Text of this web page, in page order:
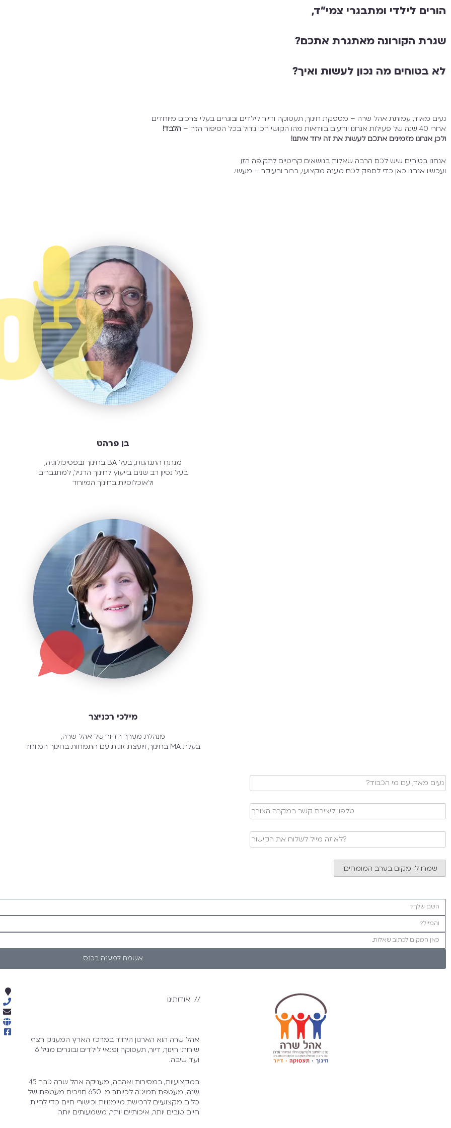
הורים לילדי ומתבגרי צמי"ד,
שגרת הקורונה מאתגרת אתכם?
לא בטוחים מה נכון לעשות ואיך?
נעים מאוד, עמותת אהל שרה – מספקת חינוך, תעסוקה ודיור לילדים ובוגרים בעלי צרכים מיוחדים.
אחרי 40 שנה של פעילות אנחנו יודעים בוודאות מהו הקושי הכי גדול בכל הסיפור הזה –
הלבד!
ולכן, אנחנו מזמינים אתכם לעשות את זה יחד איתנו!
אנחנו בטוחים שיש לכם הרבה שאלות בנושאים קריטיים לתקופה הזו,
ועכשיו אנחנו כאן כדי לספק לכם מענה מקצועי, ברור ובעיקר – מעשי.
בן פרהט
מנתח התנהגות, בעל BA בחינוך ובפסיכולוגיה,
בעל נסיון רב שנים בייעוץ לחינוך הרגיל, למתגברים
ולאוכלוסיות בחינוך המיוחד
מילכי רכניצר
מנהלת מערך הדיור של אהל שרה,
בעלת MA בחינוך, ויועצת זוגית עם התמחות בחינוך המיוחד
אשמח למענה בכנס
// אודותינו
אהל שרה הוא הארגון היחיד במרכז הארץ המעניק רצף
שירותי חינוך, דיור, תעסוקה ופנאי לילדים ובוגרים מגיל 6
ועד שיבה.
במקצועיות, במסירות ואהבה, מעניקה אהל שרה כבר 45
שנה, מעטפת תמיכה לכיותר מ-650 חניכים. מעטפת של
כלים מקצועיים לרכישת מיומנויות וכישורי חיים כדי לחיות
חיים טובים יותר, איכותיים יותר, משמעותים יותר.